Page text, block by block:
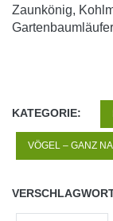
Zaunkönig,
KATEGORIE:
VÖGEL – GANZ